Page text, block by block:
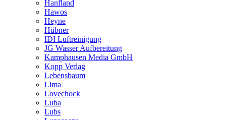
Hanfland
Hawos
Heyne
Hübner
IDI Luftreinigung
JG Wasser Aufbereitung
Kamphausen Media GmbH
Kopp Verlag
Lebensbaum
Lima
Lovechock
Luba
Lubs